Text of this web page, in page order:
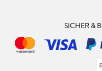
SICHER &